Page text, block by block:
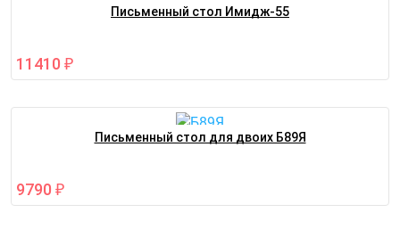
Письменный стол Имидж-55
11410 ₽
Письменный стол для двоих Б89Я
9790 ₽